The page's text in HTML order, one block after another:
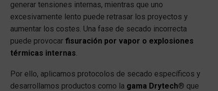
generar tensiones internas, mientras que uno
excesivamente lento puede retrasar los proyectos y
aumentar los costes. Una fase de secado incorrecta
puede provocar fisuración por vapor o explosiones
térmicas internas.
Por ello, aplicamos protocolos de secado específicos y
desarrollamos productos como la gama Drytech® que